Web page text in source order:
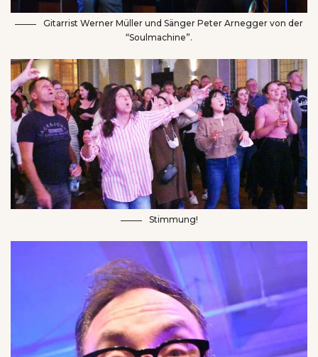
Gitarrist Werner Müller und Sänger Peter Arnegger von der
“Soulmachine”.
Stimmung!